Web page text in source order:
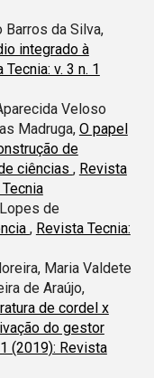
Barros da Silva,
integrado à
Tecnia: v. 3 n. 1
Veloso
Madruga, O papel
de
ciências , Revista
de
, Revista Tecnia:
Maria Valdete
de Araújo,
de cordel x
do gestor
(2019): Revista